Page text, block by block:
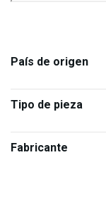
País de origen
Tipo de pieza
Fabricante